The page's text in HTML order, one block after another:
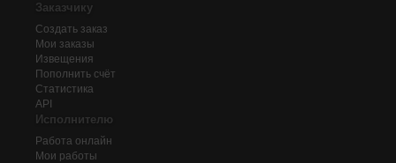
Заказчику
Создать заказ
Мои заказы
Извещения
Пополнить счёт
Статистика
API
Исполнителю
Работа онлайн
Мои работы